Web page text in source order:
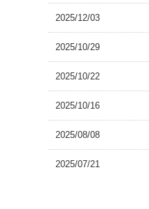
2025/12/03
2025/10/29
2025/10/22
2025/10/16
2025/08/08
2025/07/21